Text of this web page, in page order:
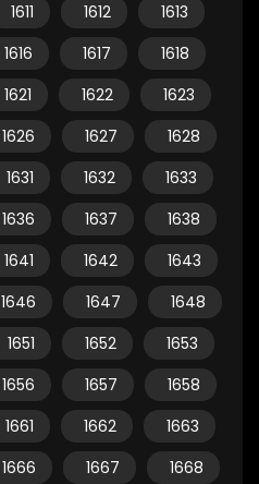
1611 1612
1613
1616 1617
1618
1621 1622
1623
1626 1627
1628
1631 1632
1633
1636 1637
1638
1641 1642
1643
1646 1647
1648
1651 1652
1653
1656 1657
1658
1661 1662
1663
1666 1667
1668